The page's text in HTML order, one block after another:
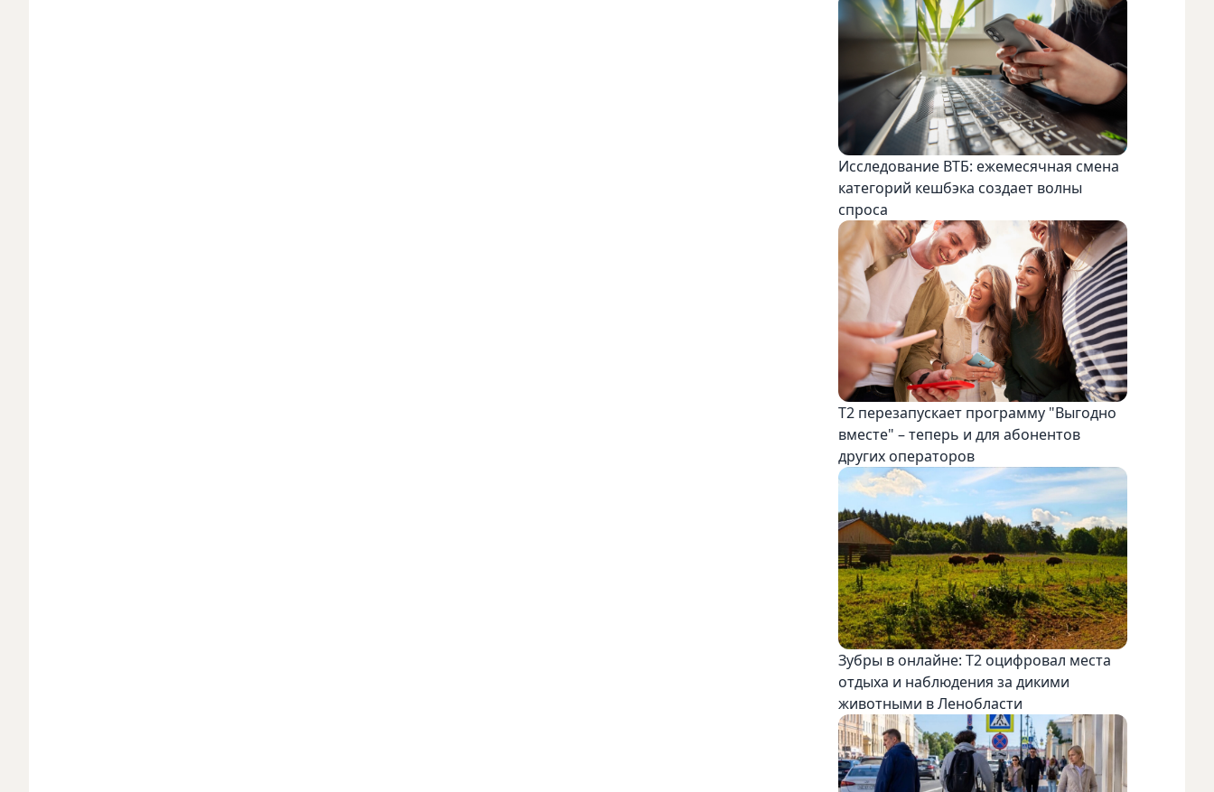
Исследование ВТБ: ежемесячная смена
категорий кешбэка создает волны
спроса
Т2 перезапускает программу "Выгодно
вместе" – теперь и для абонентов
других операторов
Зубры в онлайне: Т2 оцифровал места
отдыха и наблюдения за дикими
животными в Ленобласти